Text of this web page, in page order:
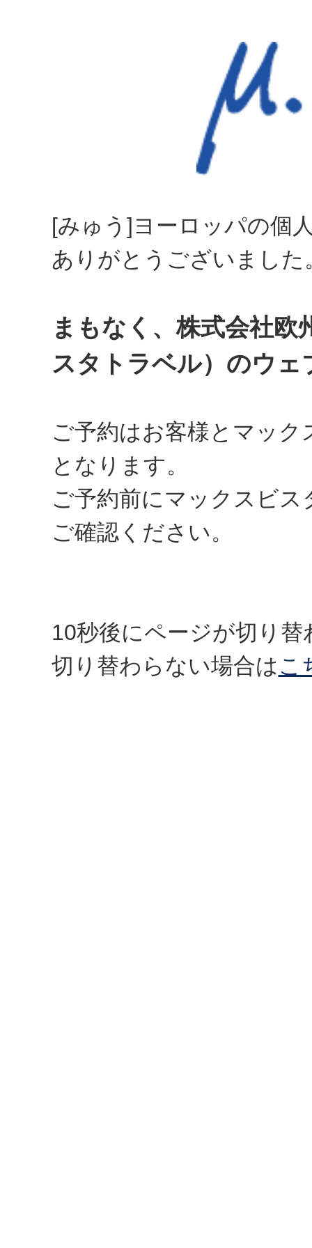
[みゅう]ヨーロッパの個
ありがとうございました
まもなく、株式会社
スタトラベル）のウ
ご予約はお客様とマッ
となります。
ご予約前にマックスビ
ご確認ください。
10秒後にページが切り替
切り替わらない場合はこ